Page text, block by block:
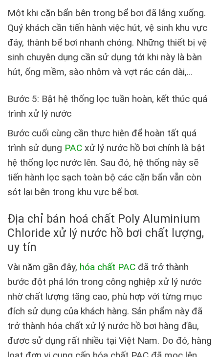
Một khi cặn bẩn bên trong bể bơi đã lắng xuống.
Quý khách cần tiến hành việc hút, vệ sinh khu vực
đáy, thành bể bơi nhanh chóng. Những thiết bị vệ
sinh chuyên dụng cần sử dụng tới khi này là bàn
hút, ống mềm, sào nhôm và vợt rác cán dài,…
Bước 5: Bật hệ thống lọc tuần hoàn, kết thúc quá
trình xử lý nước
Bước cuối cùng cần thực hiện để hoàn tất quá
trình sử dụng PAC xử lý nước hồ bơi chính là bật
hệ thống lọc nước lên. Sau đó, hệ thống này sẽ
tiến hành lọc sạch toàn bộ các cặn bẩn vẫn còn
sót lại bên trong khu vực bể bơi.
Địa chỉ bán hoá chất Poly Aluminium
Chloride xử lý nước hồ bơi chất lượng,
uy tín
Vài năm gần đây, hóa chất PAC đã trở thành
bước đột phá lớn trong công nghiệp xử lý nước
nhờ chất lượng tăng cao, phù hợp với từng mục
đích sử dụng của khách hàng. Sản phẩm này đã
trở thành hóa chất xử lý nước hồ bơi hàng đầu,
được sử dụng rất nhiều tại Việt Nam. Do đó, hàng